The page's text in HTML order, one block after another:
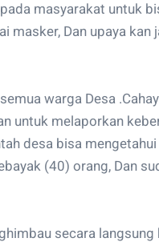
masyarakat untuk
masker, Dan upaya
warga Desa
untuk melaporkan
desa bisa
(40) orang, Dan
secara